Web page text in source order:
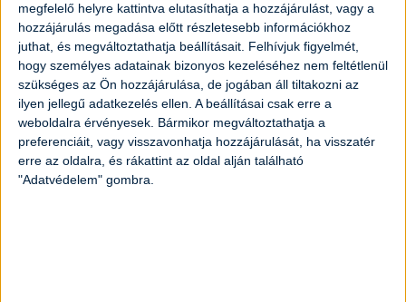
megfelelő helyre kattintva elutasíthatja a hozzájárulást, vagy a
hozzájárulás megadása előtt részletesebb információkhoz
juthat, és megváltoztathatja beállításait. Felhívjuk figyelmét,
hogy személyes adatainak bizonyos kezeléséhez nem feltétlenül
szükséges az Ön hozzájárulása, de jogában áll tiltakozni az
ilyen jellegű adatkezelés ellen. A beállításai csak erre a
weboldalra érvényesek. Bármikor megváltoztathatja a
preferenciáit, vagy visszavonhatja hozzájárulását, ha visszatér
erre az oldalra, és rákattint az oldal alján található
"Adatvédelem" gombra.
Puha gesztenyegolyó
Elkészítési idő:1 óra 10 perc Nehézség:könnyű